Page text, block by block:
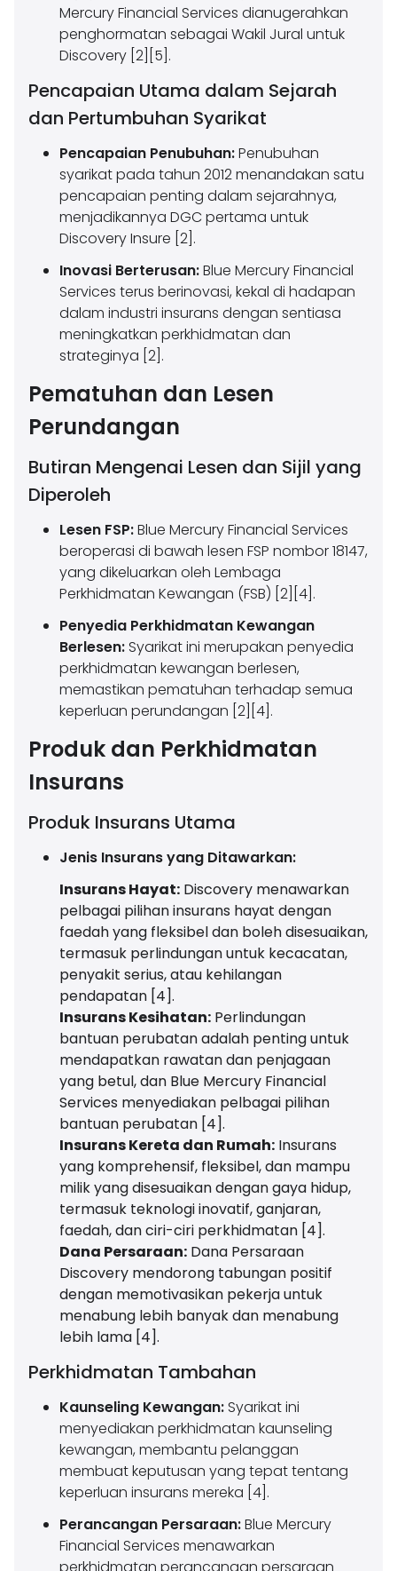
Mercury Financial Services dianugerahkan
penghormatan sebagai Wakil Jural untuk
Discovery [2][5].
Pencapaian Utama dalam Sejarah
dan Pertumbuhan Syarikat
Pencapaian Penubuhan:Penubuhan
syarikat pada tahun 2012 menandakan satu
pencapaian penting dalam sejarahnya,
menjadikannya DGC pertama untuk
Discovery Insure [2].
Inovasi Berterusan:Blue Mercury Financial
Services terus berinovasi, kekal di hadapan
dalam industri insurans dengan sentiasa
meningkatkan perkhidmatan dan
strateginya [2].
Pematuhan dan Lesen
Perundangan
Butiran Mengenai Lesen dan Sijil yang
Diperoleh
Lesen FSP:Blue Mercury Financial Services
beroperasi di bawah lesen FSP nombor 18147,
yang dikeluarkan oleh Lembaga
Perkhidmatan Kewangan (FSB) [2][4].
Penyedia Perkhidmatan Kewangan
Berlesen: Syarikat ini merupakan penyedia
perkhidmatan kewangan berlesen,
memastikan pematuhan terhadap semua
keperluan perundangan [2][4].
Produk dan Perkhidmatan
Insurans
Produk Insurans Utama
Jenis Insurans yang Ditawarkan:
Insurans Hayat: Discovery menawarkan
pelbagai pilihan insurans hayat dengan
faedah yang fleksibel dan boleh disesuaikan,
termasuk perlindungan untuk kecacatan,
penyakit serius, atau kehilangan
pendapatan [4].
Insurans Kesihatan: Perlindungan
bantuan perubatan adalah penting untuk
mendapatkan rawatan dan penjagaan
yang betul, dan Blue Mercury Financial
Services menyediakan pelbagai pilihan
bantuan perubatan [4].
Insurans Kereta dan Rumah: Insurans
yang komprehensif, fleksibel, dan mampu
milik yang disesuaikan dengan gaya hidup,
termasuk teknologi inovatif, ganjaran,
faedah, dan ciri-ciri perkhidmatan [4].
Dana Persaraan: Dana Persaraan
Discovery mendorong tabungan positif
dengan memotivasikan pekerja untuk
menabung lebih banyak dan menabung
lebih lama [4].
Perkhidmatan Tambahan
Kaunseling Kewangan: Syarikat ini
menyediakan perkhidmatan kaunseling
kewangan, membantu pelanggan
membuat keputusan yang tepat tentang
keperluan insurans mereka [4].
Perancangan Persaraan:Blue Mercury
Financial Services menawarkan